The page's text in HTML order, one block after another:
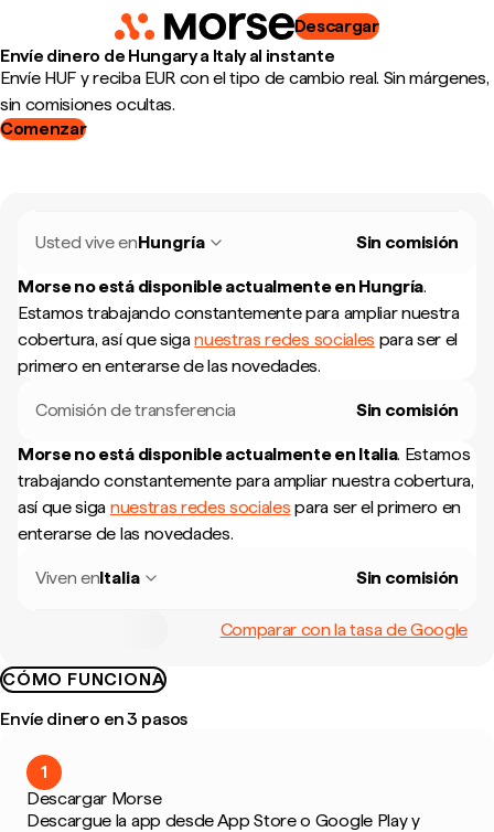
Descargar
Envíe dinero de Hungary a Italy al instante
Envíe HUF y reciba EUR con el tipo de cambio real. Sin márgenes,
sin comisiones ocultas.
Comenzar
Usted vive enHungría Sin comisión
Morse no está disponible actualmente en Hungría.
Estamos trabajando constantemente para ampliar nuestra
cobertura, así que siganuestras redes sociales para ser el
primero en enterarse de las novedades.
Comisión de transferencia Sin comisión
Morse no está disponible actualmente en Italia. Estamos
trabajando constantemente para ampliar nuestra cobertura,
así que siga nuestras redes sociales para ser el primero en
enterarse de las novedades.
Viven enItalia Sin comisión
Comparar con la tasa de Google
CÓMO FUNCIONA
Envíe dinero en 3 pasos
1
Descargar Morse
Descargue la app desde App Store o Google Play y